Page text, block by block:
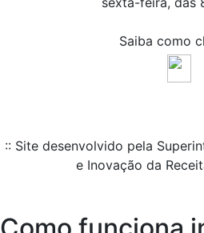
Saiba como
:: Site desenvolvido pela
e Inovação da